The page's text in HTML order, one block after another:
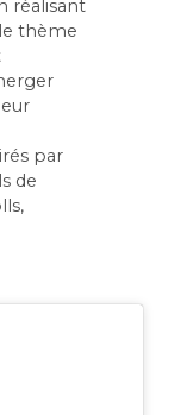
réalisant
thème
par
de